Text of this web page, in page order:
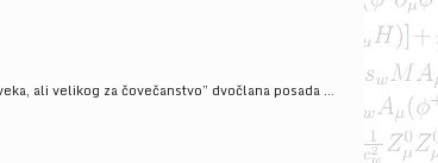
ali velikog za čovečanstvo” dvočlana posada ...